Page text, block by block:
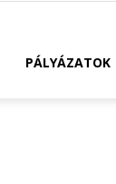
PÁLYÁZATOK